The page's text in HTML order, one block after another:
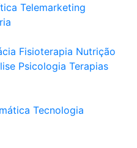
Telemarketing
Fisioterapia Nutrição
Psicologia Terapias
Tecnologia